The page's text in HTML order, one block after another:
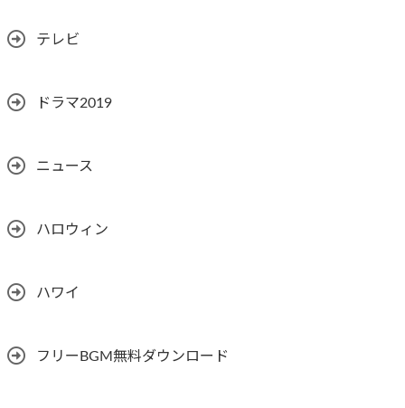
テレビ
ドラマ2019
ニュース
ハロウィン
ハワイ
フリーBGM無料ダウンロード